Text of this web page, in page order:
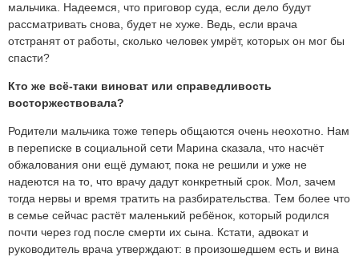
мальчика. Надеемся, что приговор суда, если дело будут
рассматривать снова, будет не хуже. Ведь, если врача
отстранят от работы, сколько человек умрёт, которых он мог бы
спасти?
Кто же всё-таки виноват или справедливость
восторжествовала?
Родители мальчика тоже теперь общаются очень неохотно. Нам
в переписке в социальной сети Марина сказала, что насчёт
обжалования они ещё думают, пока не решили и уже не
надеются на то, что врачу дадут конкретный срок. Мол, зачем
тогда нервы и время тратить на разбирательства. Тем более что
в семье сейчас растёт маленький ребёнок, который родился
почти через год после смерти их сына. Кстати, адвокат и
руководитель врача утверждают: в произошедшем есть и вина